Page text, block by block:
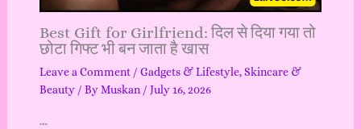
Best Gift for Girlfriend: दिल से दिया गया तो
छोटा गिफ्ट भी बन जाता है खास
Leave a Comment / Gadgets & Lifestyle,Skincare &
Beauty/ ByMuskan / July 16, 2026
…